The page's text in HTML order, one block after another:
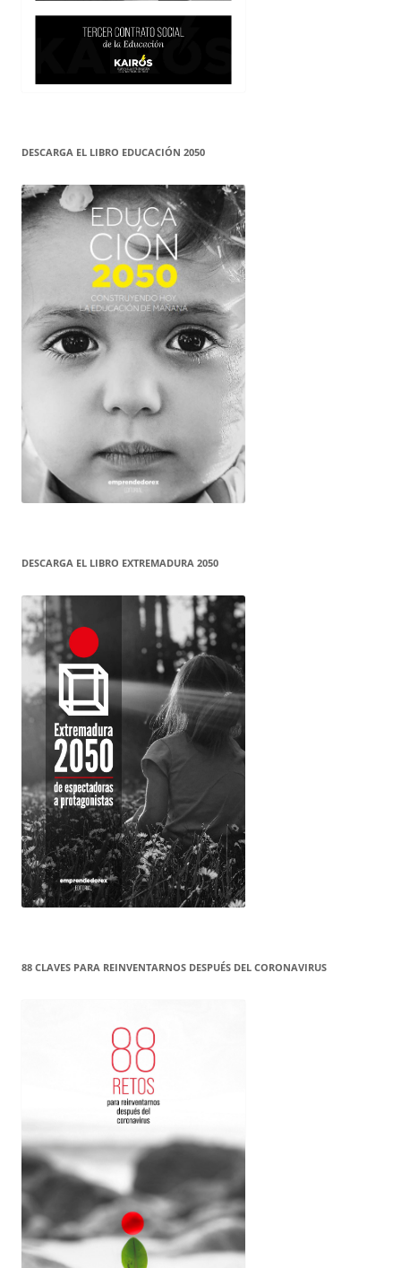
DESCARGA EL LIBRO EDUCACIÓN 2050
DESCARGA EL LIBRO EXTREMADURA 2050
88 CLAVES PARA REINVENTARNOS DESPUÉS DEL CORONAVIRUS